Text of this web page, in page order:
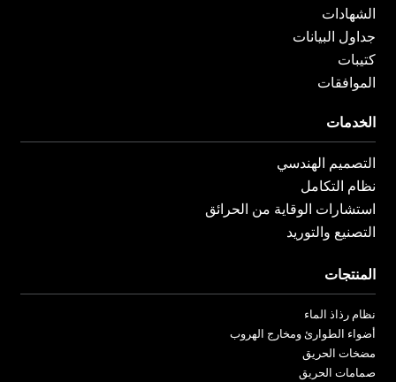
الشهادات
جداول البيانات
كتيبات
الموافقات
الخدمات
التصميم الهندسي
نظام التكامل
استشارات الوقاية من الحرائق
التصنيع والتوريد
المنتجات
نظام رذاذ الماء
أضواء الطوارئ ومخارج الهروب
مضخات الحريق
صمامات الحريق